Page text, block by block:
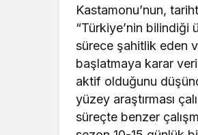
Kastamonu’nun,
“Türkiye’nin
sürece şahitlik eden
başlatmaya karar
aktif olduğunu
yüzey araştırması
süreçte benzer